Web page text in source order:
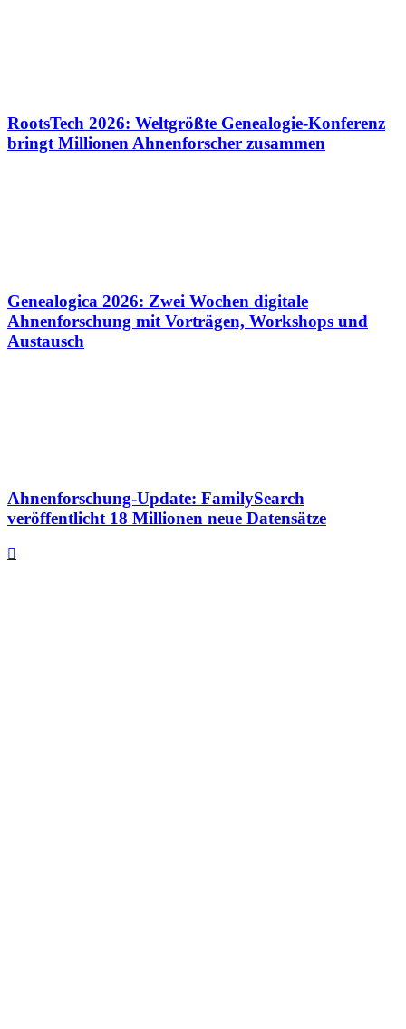
RootsTech 2026: Weltgrößte Genealogie-Konferenz
bringt Millionen Ahnenforscher zusammen
Genealogica 2026: Zwei Wochen digitale
Ahnenforschung mit Vorträgen, Workshops und
Austausch
Ahnenforschung-Update: FamilySearch
veröffentlicht 18 Millionen neue Datensätze